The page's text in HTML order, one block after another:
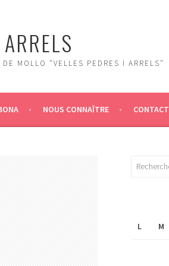
MOLLO "VELLES PEDRES I ARRELS"
NOUS CONNAÎTRE CONTACT
Rechercher :
L
M